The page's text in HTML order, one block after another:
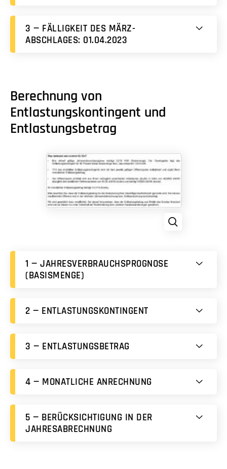
3 — FÄLLIGKEIT DES MÄRZ-
ABSCHLAGES: 01.04.2023
Berechnung von
Entlastungskontingent und
Entlastungsbetrag
1 — JAHRESVERBRAUCHSPROGNOSE
(BASISMENGE)
2 — ENTLASTUNGSKONTINGENT
3 — ENTLASTUNGSBETRAG
4 — MONATLICHE ANRECHNUNG
5 — BERÜCKSICHTIGUNG IN DER
JAHRESABRECHNUNG